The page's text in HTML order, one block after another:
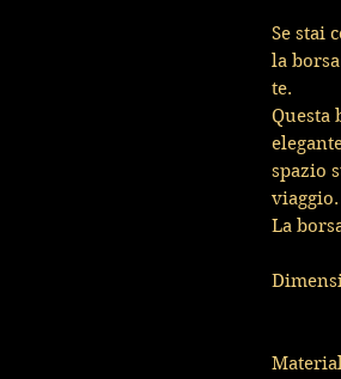
Se stai
la
te.
Questa
spazio
viaggio.
La